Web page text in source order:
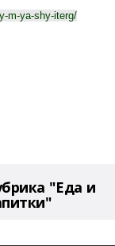
m-ya-shy-iterg/
"Еда и